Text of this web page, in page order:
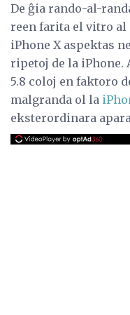
De ĝia rando-al-
reen farita el vitro
iPhone X aspektas
ripetoj de la iPhone.
5.8 coloj en faktoro
malgranda ol la
eksterordinara